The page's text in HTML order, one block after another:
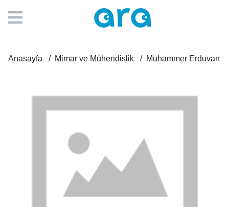
Anasayfa Mimar ve Mühendislik Muhammer Erduvan